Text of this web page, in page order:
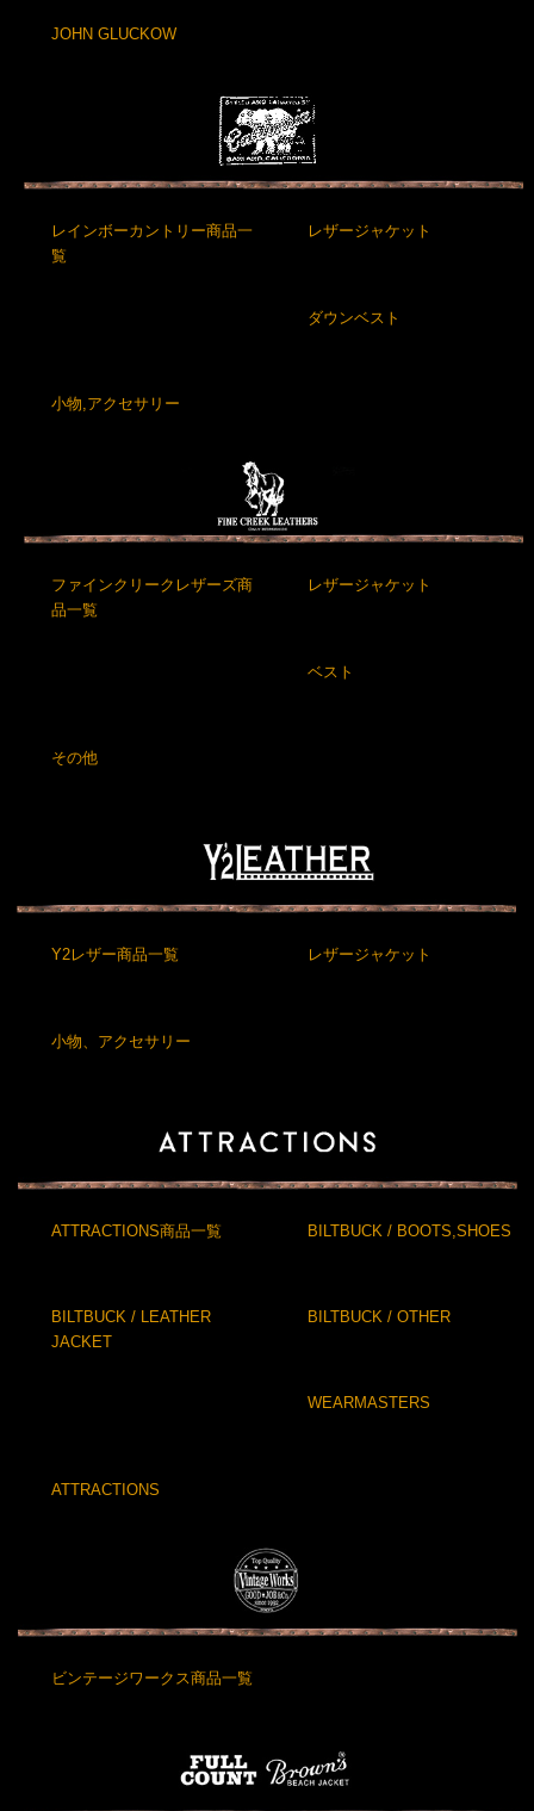
JOHN GLUCKOW
レインボーカントリー商品一
覧
レザージャケット
ダウンベスト
小物,アクセサリー
ファインクリークレザーズ商
品一覧
レザージャケット
ベスト
その他
Y2レザー商品一覧 レザージャケット
小物、アクセサリー
ATTRACTIONS商品一覧 BILTBUCK / BOOTS,SHOES
BILTBUCK / LEATHER
JACKET
BILTBUCK / OTHER
WEARMASTERS
ATTRACTIONS
ビンテージワークス商品一覧